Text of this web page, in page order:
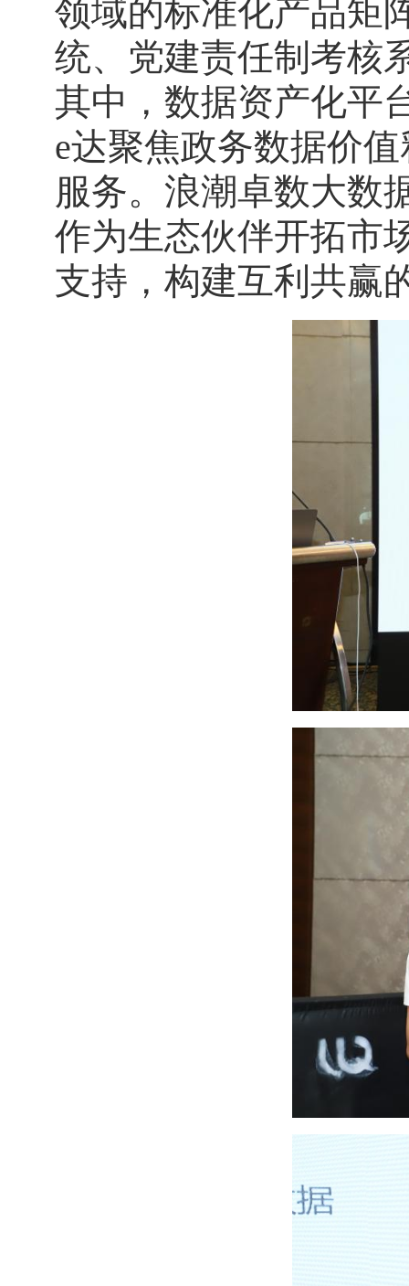
领域的标准化产品矩
统、党建责任制考核
其中，数据资产化平
e达聚焦政务数据价
服务。浪潮卓数大数
作为生态伙伴开拓市
支持，构建互利共赢